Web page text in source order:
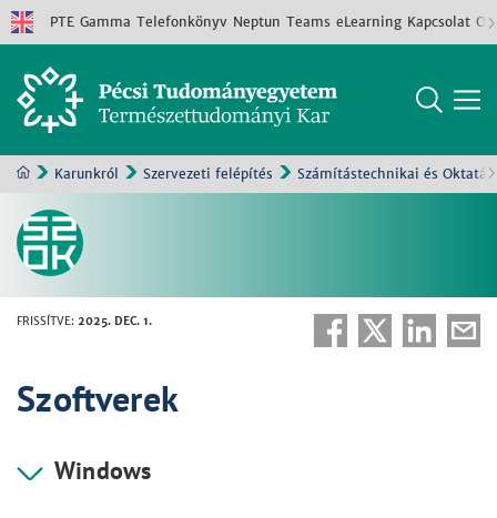
PTE Gamma Telefonkönyv Neptun Teams eLearning Kapcsolat
Karunkról Szervezeti felépítés Számítástechnikai és
FRISSÍTVE: 2025. DEC. 1.
Szoftverek
Windows